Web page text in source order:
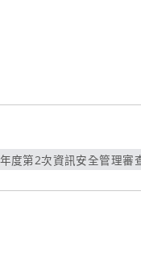
度第2次資訊安全管理審